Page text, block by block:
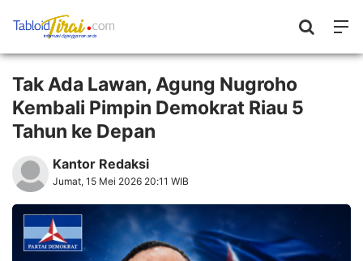
Tak Ada Lawan, Agung Nugroho
Kembali Pimpin Demokrat Riau 5
Tahun ke Depan
Kantor Redaksi
Jumat, 15 Mei 2026 20:11 WIB